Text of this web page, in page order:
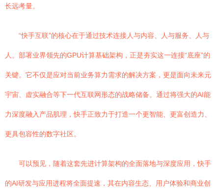
长远考量。
“快手互联”的核心在于通过技术连接人与内容、人与服务、人与
人。部署业界领先的GPU计算基础架构，正是夯实这一连接“底座”的
关键。它不仅是应对当前业务算力需求的解决方案，更是面向未来元
宇宙、虚实融合等下一代互联网形态的战略储备。通过将强大的AI能
力深度融入产品肌理，快手正致力于打造一个更智能、更富创造力、
更具包容性的数字社区。
可以预见，随着这套先进计算架构的全面落地与深度应用，快手
的AI研发与应用进程将全面提速，其在内容生态、用户体验和商业创